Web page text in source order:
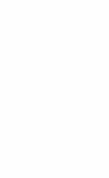
la porte de nos
de contact en
sur une année